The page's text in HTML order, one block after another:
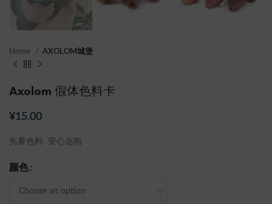
Home AXOLOM城堡
Axolom 假体色料卡
¥15.00
先看色料 安心选购
颜色